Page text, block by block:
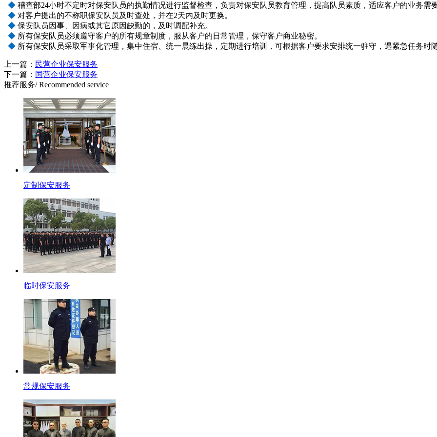
◆ 稽查部24小时不定时对保安队员的执勤情况进行监督检查，负责对保安队员教育管理，提高队员素质，适应客户的业务需要
◆ 对客户提出的不称职保安队员及时查处，并在2天内及时更换。
◆ 保安队员因事、因病或其它原因缺勤的，及时调配补充。
◆ 所有保安队员必须遵守客户的所有规章制度，服从客户的日常管理，保守客户商业秘密。
◆ 所有保安队员采取军事化管理，集中住宿、统一晨练出操，定期进行培训，可根据客户要求安排统一驻守，遇紧急任务时
上一篇： 民营企业保安服务
下一篇： 国营企业保安服务
推荐服务/ Recommended service
定制保安服务
临时保安服务
常规保安服务